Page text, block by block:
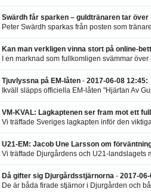
Swärdh får sparken – guldtränaren tar över
Peter Swärdh sparkas från posten som
Kan man verkligen vinna stort på online-
I en marknad som fullkomligen svämmar över
Tjuvlyssna på EM-låten - 2017-06-08 12:45:
Ikväll släpps officiella EM-låten "Hjärtan Av
VM-KVAL: Lagkaptenen ser fram mot ett
Vi träffade Sveriges lagkapten inför den
U21-EM: Jacob Une Larsson om
Vi träffade Djurgårdens och U21-landslagets
Då gifter sig Djurgårdsstjärnorna - 2017-
De är båda firade stjärnor i Djurgården och